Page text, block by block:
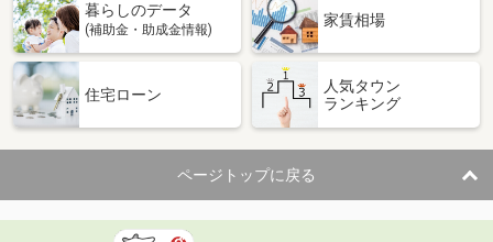
暮らしのデータ
(補助金・助成金情報)
家賃相場
住宅ローン
人気タウン
ランキング
ページトップに戻る